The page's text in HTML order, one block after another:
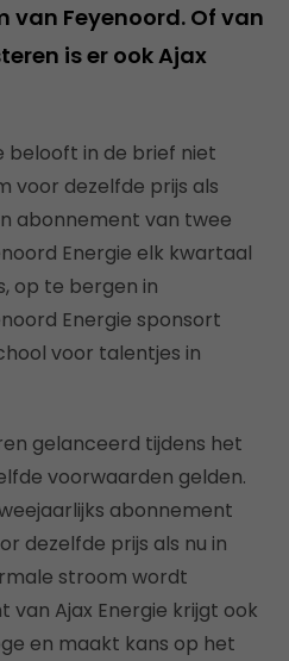
van Feyenoord. Of van
is er ook Ajax
belooft in de brief niet
voor dezelfde prijs als
abonnement van twee
Energie elk kwartaal
op te bergen in
Energie sponsort
voor talentjes in
gelanceerd tijdens het
voorwaarden gelden.
abonnement
dezelfde prijs als nu in
stroom wordt
van Ajax Energie krijgt ook
en maakt kans op het